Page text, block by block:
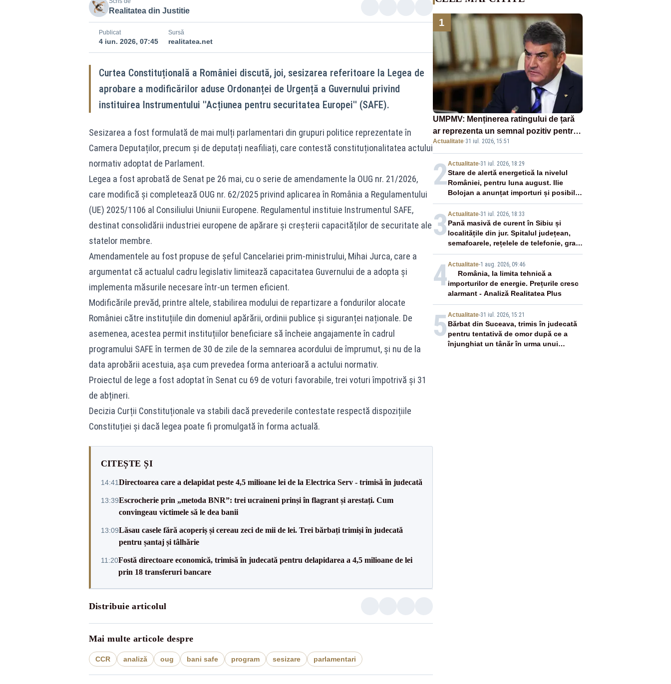
Realitatea din Justitie
Publicat
4 iun. 2026, 07:45
Sursă
realitatea.net
Curtea Constituțională a României discută, joi, sesizarea referitoare la Legea de
aprobare a modificărilor aduse Ordonanței de Urgență a Guvernului privind
instituirea Instrumentului ''Acțiunea pentru securitatea Europei'' (SAFE).
Sesizarea a fost formulată de mai mulți parlamentari din grupuri politice reprezentate în
Camera Deputaților, precum și de deputați neafiliați, care contestă constituționalitatea actului
normativ adoptat de Parlament.
Legea a fost aprobată de Senat pe 26 mai, cu o serie de amendamente la OUG nr. 21/2026,
care modifică și completează OUG nr. 62/2025 privind aplicarea în România a Regulamentului
(UE) 2025/1106 al Consiliului Uniunii Europene. Regulamentul instituie Instrumentul SAFE,
destinat consolidării industriei europene de apărare și creșterii capacităților de securitate ale
statelor membre.
Amendamentele au fost propuse de șeful Cancelariei prim-ministrului, Mihai Jurca, care a
argumentat că actualul cadru legislativ limitează capacitatea Guvernului de a adopta și
implementa măsurile necesare într-un termen eficient.
Modificările prevăd, printre altele, stabilirea modului de repartizare a fondurilor alocate
României către instituțiile din domeniul apărării, ordinii publice și siguranței naționale. De
asemenea, acestea permit instituțiilor beneficiare să încheie angajamente în cadrul
programului SAFE în termen de 30 de zile de la semnarea acordului de împrumut, și nu de la
data aprobării acestuia, așa cum prevedea forma anterioară a actului normativ.
Proiectul de lege a fost adoptat în Senat cu 69 de voturi favorabile, trei voturi împotrivă și 31
de abțineri.
Decizia Curții Constituționale va stabili dacă prevederile contestate respectă dispozițiile
Constituției și dacă legea poate fi promulgată în forma actuală.
CITEȘTE ȘI
14:41Directoarea care a delapidat peste 4,5 milioane lei de la Electrica Serv - trimisă în judecată
13:39Escrocherie prin „metoda BNR”: trei ucraineni prinși în flagrant și arestați. Cum
convingeau victimele să le dea banii
13:09Lăsau casele fără acoperiș și cereau zeci de mii de lei. Trei bărbați trimiși în judecată
pentru șantaj și tâlhărie
11:20Fostă directoare economică, trimisă în judecată pentru delapidarea a 4,5 milioane de lei
prin 18 transferuri bancare
Distribuie articolul
Mai multe articole despre
CCR analiză oug bani safe program sesizare parlamentari
1
UMPMV: Menținerea ratingului de țară
ar reprezenta un semnal pozitiv pentru
România. Autoritățile trebuie să
continue consolidarea stabilității
economice și financiare
Actualitate·31 iul. 2026, 15:51
2Actualitate-31 iul. 2026, 18:29
Stare de alertă energetică la nivelul
României, pentru luna august. Ilie
Bolojan a anunțat importuri și posibile
restricții – VIDEO
3 Actualitate-31 iul. 2026, 18:33
Pană masivă de curent în Sibiu și
localitățile din jur. Spitalul județean,
semafoarele, rețelele de telefonie, grav
afectate
4Actualitate-1 aug. 2026, 09:46
România, la limita tehnică a
importurilor de energie. Prețurile cresc
alarmant - Analiză Realitatea Plus
5 Actualitate-31 iul. 2026, 15:21
Bărbat din Suceava, trimis în judecată
pentru tentativă de omor după ce a
înjunghiat un tânăr în urma unui